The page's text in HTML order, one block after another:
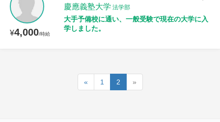
¥4,000/時給
慶應義塾大学 法学部
大手予備校に通い、一般受験で現在の大学に入
学しました。
« 1 2 »